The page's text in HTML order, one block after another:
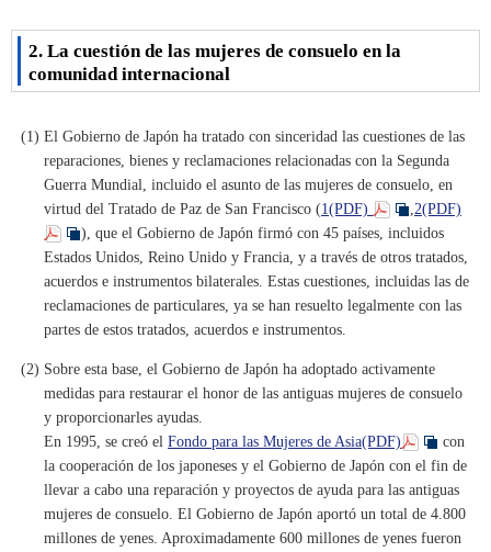
2. La cuestión de las mujeres de consuelo en la
comunidad internacional
(1) El Gobierno de Japón ha tratado con sinceridad las cuestiones de las
reparaciones, bienes y reclamaciones relacionadas con la Segunda
Guerra Mundial, incluido el asunto de las mujeres de consuelo, en
virtud del Tratado de Paz de San Francisco (1(PDF)
2(PDF)
), que el Gobierno de Japón firmó con 45 países, incluidos
Estados Unidos, Reino Unido y Francia, y a través de otros tratados,
acuerdos e instrumentos bilaterales. Estas cuestiones, incluidas las de
reclamaciones de particulares, ya se han resuelto legalmente con las
partes de estos tratados, acuerdos e instrumentos.
(2) Sobre esta base, el Gobierno de Japón ha adoptado activamente
medidas para restaurar el honor de las antiguas mujeres de consuelo
y proporcionarles ayudas.
En 1995, se creó el Fondo para las Mujeres de Asia(PDF)
con
la cooperación de los japoneses y el Gobierno de Japón con el fin de
llevar a cabo una reparación y proyectos de ayuda para las antiguas
mujeres de consuelo. El Gobierno de Japón aportó un total de 4.800
millones de yenes. Aproximadamente 600 millones de yenes fueron